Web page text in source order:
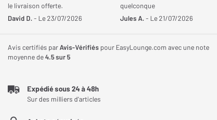
propre espace interne, éliminant les interférences et maximisant
la précision sonore.
Poids de l'enceinte 30 Kg
le livraison offerte.
David D. - Le 23/07/2026
quelconque
Jules A. - Le 21/07/2026
Avis certifiés parAvis-Vérifiés pour EasyLounge.com avec une note
moyenne de4.5sur 5
Expédié sous 24 à 48h
Sur des milliers d'articles